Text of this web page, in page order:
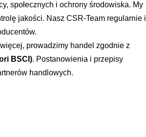
społecznych i ochrony środowiska. My
jakości. Nasz CSR-Team regularnie i
prowadzimy handel zgodnie z
BSCI). Postanowienia i przepisy
handlowych.